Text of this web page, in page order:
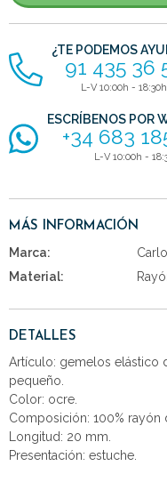
¿TE PODEMOS
91 435 36
L-V 10:00h - 18:30h
ESCRÍBENOS POR
+34 683
L-V 10:00h -
MÁS INFORMACIÓN
Marca:
Material:
DETALLES
Artículo: gemelos elástico
pequeño.
Color: ocre.
Composición: 100% rayón
Longitud: 20 mm.
Presentación: estuche.